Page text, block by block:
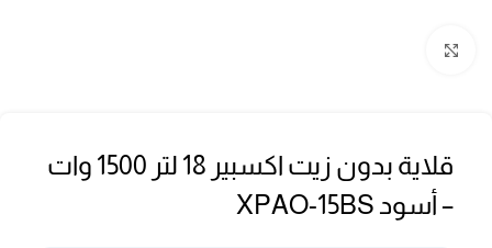
قلاية بدون زيت اكسبير 18 لتر 1500 وات
– أسود XPAO-15BS